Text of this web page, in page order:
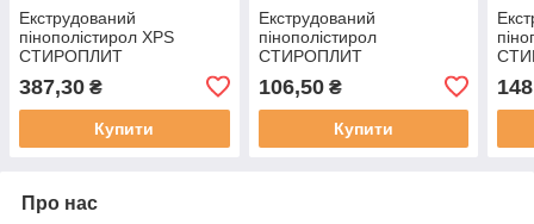
Екструдований
пінополістирол XPS
СТИРОПЛИТ
1180х580х100(4) [0.06844
м3]
387,30 ₴
Купити
Екструдований
пінополістирол
СТИРОПЛИТ
фрезерований,[0.0205 м3]
106,50₴
Купити
м3]
Про нас